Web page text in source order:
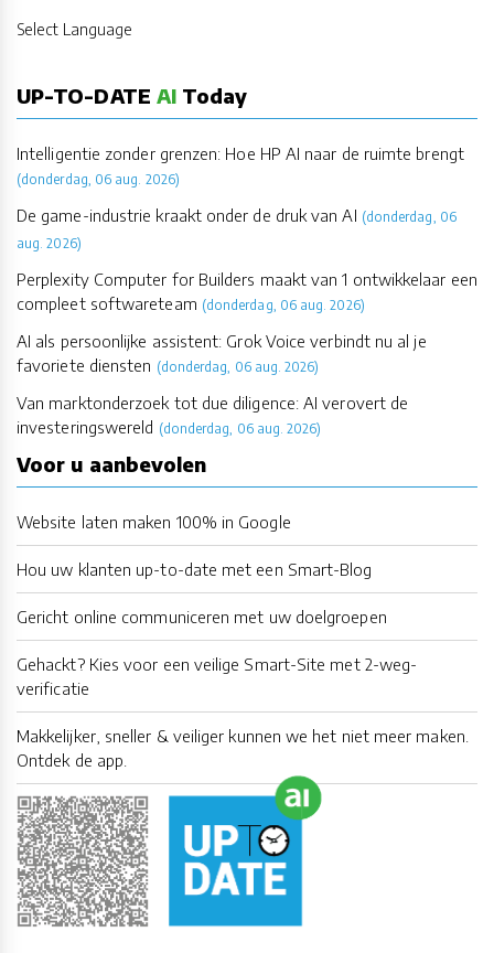
Select Language
UP-TO-DATE AI Today
Intelligentie zonder grenzen: Hoe HP AI naar de ruimte brengt
(donderdag, 06 aug. 2026)
De game-industrie kraakt onder de druk van AI (donderdag, 06
aug. 2026)
Perplexity Computer for Builders maakt van 1 ontwikkelaar een
compleet softwareteam (donderdag, 06 aug. 2026)
AI als persoonlijke assistent: Grok Voice verbindt nu al je
favoriete diensten (donderdag, 06 aug. 2026)
Van marktonderzoek tot due diligence: AI verovert de
investeringswereld (donderdag, 06 aug. 2026)
Voor u aanbevolen
Website laten maken 100% in Google
Hou uw klanten up-to-date met een Smart-Blog
Gericht online communiceren met uw doelgroepen
Gehackt? Kies voor een veilige Smart-Site met 2-weg-
verificatie
Makkelijker, sneller & veiliger kunnen we het niet meer maken.
Ontdek de app.